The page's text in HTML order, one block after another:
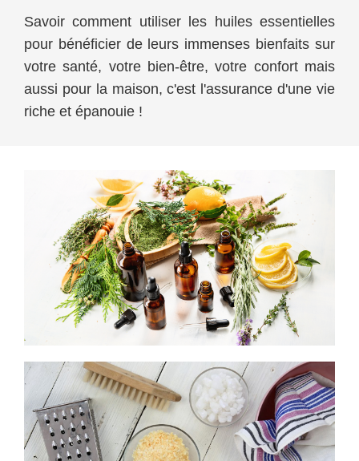
Savoir comment utiliser les huiles essentielles
pour bénéficier de leurs immenses bienfaits sur
votre santé, votre bien-être, votre confort mais
aussi pour la maison, c'est l'assurance d'une vie
riche et épanouie !